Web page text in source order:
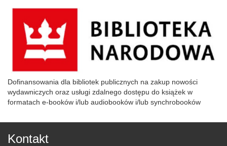
Dofinansowania dla bibliotek publicznych na zakup nowości
wydawniczych oraz usługi zdalnego dostępu do książek w
formatach e-booków i/lub audiobooków i/lub synchrobooków
Kontakt